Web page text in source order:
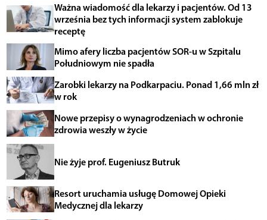
Ważna wiadomość dla lekarzy i pacjentów. Od 13
września bez tych informacji system zablokuje
receptę
Mimo afery liczba pacjentów SOR-u w Szpitalu
Południowym nie spadła
Zarobki lekarzy na Podkarpaciu. Ponad 1,66 mln zł
w rok
Nowe przepisy o wynagrodzeniach w ochronie
zdrowia weszły w życie
Nie żyje prof. Eugeniusz Butruk
Resort uruchamia usługę Domowej Opieki
Medycznej dla lekarzy